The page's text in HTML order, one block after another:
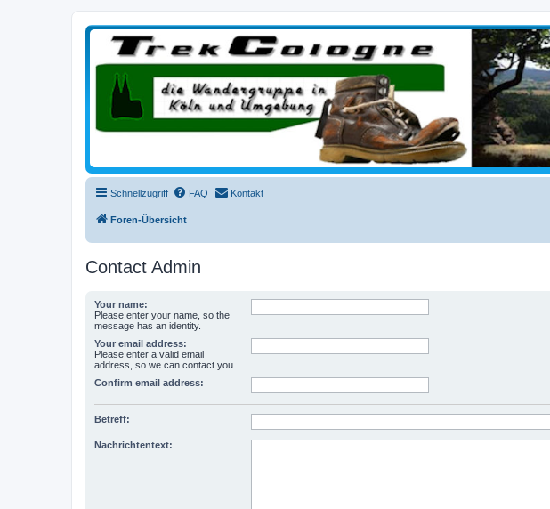
trekcologne.de
Wanderungen rund um Köln
Schnellzugriff FAQ Kontakt
Foren-Übersicht
Contact Admin
Your name:
Please enter your name, so the
message has an identity.
Your email address:
Please enter a valid email
address, so we can contact you.
Confirm email address:
Betreff:
Nachrichtentext: